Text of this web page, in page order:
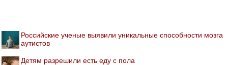
Российские ученые выявили уникальные способности мозга
аутистов
Детям разрешили есть еду с пола